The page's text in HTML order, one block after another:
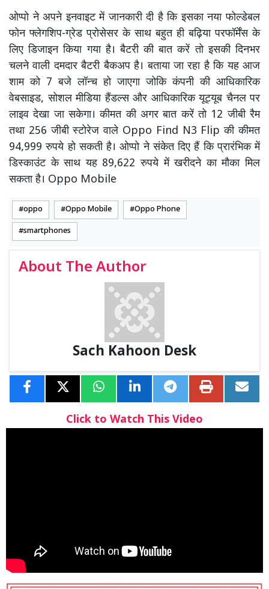
ओप्पो ने अपने इनवाइट में जानकारी दी है कि इसका नया फोल्डेबल
फोन फ्लेगशिप-ग्रेड प्रोसेसर के साथ बहुत ही बढ़िया परफॉर्मेंस के
लिए डिजाइन किया गया है। बैटरी की बात करें तो इसकी दिनभर
चलने वाली दमदार बैटरी बैकअप है। बताया जा रहा है कि यह आज
शाम को 7 बजे लॉन्च हो जाएगा जोकि कंपनी की आधिकारिक
वेबसाइड, सोशल मीडिया हैंडल्स और आधिकारिक यूट्यूब चैनल पर
लाइव देखा जा सकेगा। कीमत की अगर बात करें तो 12 जीबी रैम
तथा 256 जीबी स्टोरेज वाले Oppo Find N3 Flip की कीमत
94,999 रुपये हो सकती है। ओप्पो ने संकेत दिए हैं कि प्रारंभिक में
डिस्काउंट के साथ यह 89,622 रुपये में खरीदने का मौका मिल
सकता है। Oppo Mobile
oppo Oppo Mobile Oppo Phone
smartphones
About The Author
Sach Kahoon Desk
Click to Watch This Video